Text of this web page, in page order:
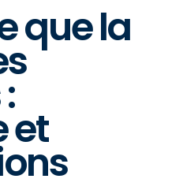
que la
et